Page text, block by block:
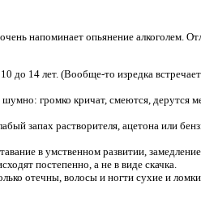
напоминает опьянение алкоголем.
до 14 лет. (Вообще-то изредка
громко кричат, смеются, дерутся
запах растворителя, ацетона или
в умственном развитии,
постепенно, а не в виде скачка.
отечны, волосы и ногти сухие и